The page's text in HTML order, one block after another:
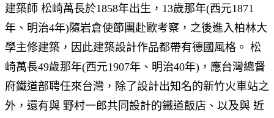
建築師 松崎萬長於1858年出生，13歲那年(西元1871
年、明治4年)隨岩倉使節團赴歐考察，之後進入柏林大
學主修建築，因此建築設計作品都帶有德國風格。 松
崎萬長49歲那年(西元1907年、明治40年)，應台灣總督
府鐵道部聘任來台灣，除了設計出知名的新竹火車站之
外，還有與 野村一郎共同設計的鐵道飯店、以及與 近